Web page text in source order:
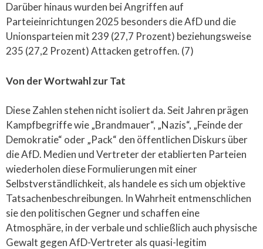
Darüber hinaus wurden bei Angriffen auf
Parteieinrichtungen 2025 besonders die AfD und die
Unionsparteien mit 239 (27,7 Prozent) beziehungsweise
235 (27,2 Prozent) Attacken getroffen. (7)
Von der Wortwahl zur Tat
Diese Zahlen stehen nicht isoliert da. Seit Jahren prägen
Kampfbegriffe wie „Brandmauer“, „Nazis“, „Feinde der
Demokratie“ oder „Pack“ den öffentlichen Diskurs über
die AfD. Medien und Vertreter der etablierten Parteien
wiederholen diese Formulierungen mit einer
Selbstverständlichkeit, als handele es sich um objektive
Tatsachenbeschreibungen. In Wahrheit entmenschlichen
sie den politischen Gegner und schaffen eine
Atmosphäre, in der verbale und schließlich auch physische
Gewalt gegen AfD-Vertreter als quasi-legitim